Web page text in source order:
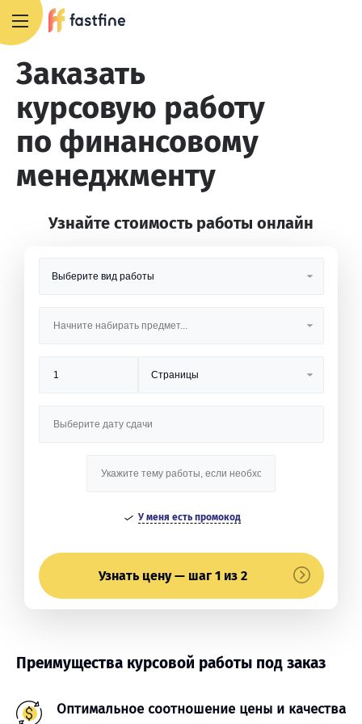
Заказать
курсовую работу
по финансовому
менеджменту
Узнайте стоимость работы онлайн
У меня есть промокод
Узнать цену — шаг 1 из 2
Преимущества курсовой работы под заказ
Оптимальное соотношение цены и качества